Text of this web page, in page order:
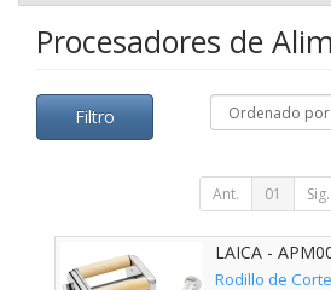
Procesadores de
Filtro
Ant. 01 Sig.
LAICA -
Rodillo de